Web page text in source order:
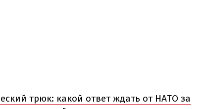
трюк: какой ответ ждать от НАТО за